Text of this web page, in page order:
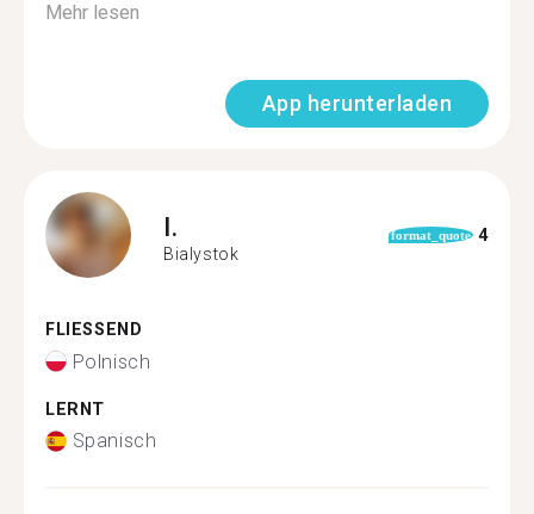
Mehr lesen
App herunterladen
I.
Bialystok
format_quote 4
FLIESSEND
Polnisch
LERNT
Spanisch